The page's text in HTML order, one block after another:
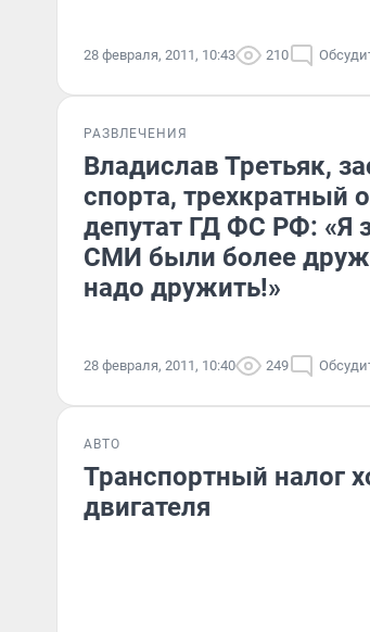
28 февраля, 2011, 10:43 210
РАЗВЛЕЧЕНИЯ
Владислав Третьяк,
спорта, трехкратный
депутат ГД ФС РФ: «Я
СМИ были более
надо дружить!»
28 февраля, 2011, 10:40 249
АВТО
Транспортный налог
двигателя